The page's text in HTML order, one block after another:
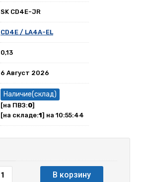
SK CD4E-JR
CD4E / LA4A-EL
0,13
6 Август 2026
Наличие(склад)
[на ПВЗ:0]
[на складе:1] на 10:55:44
В корзину